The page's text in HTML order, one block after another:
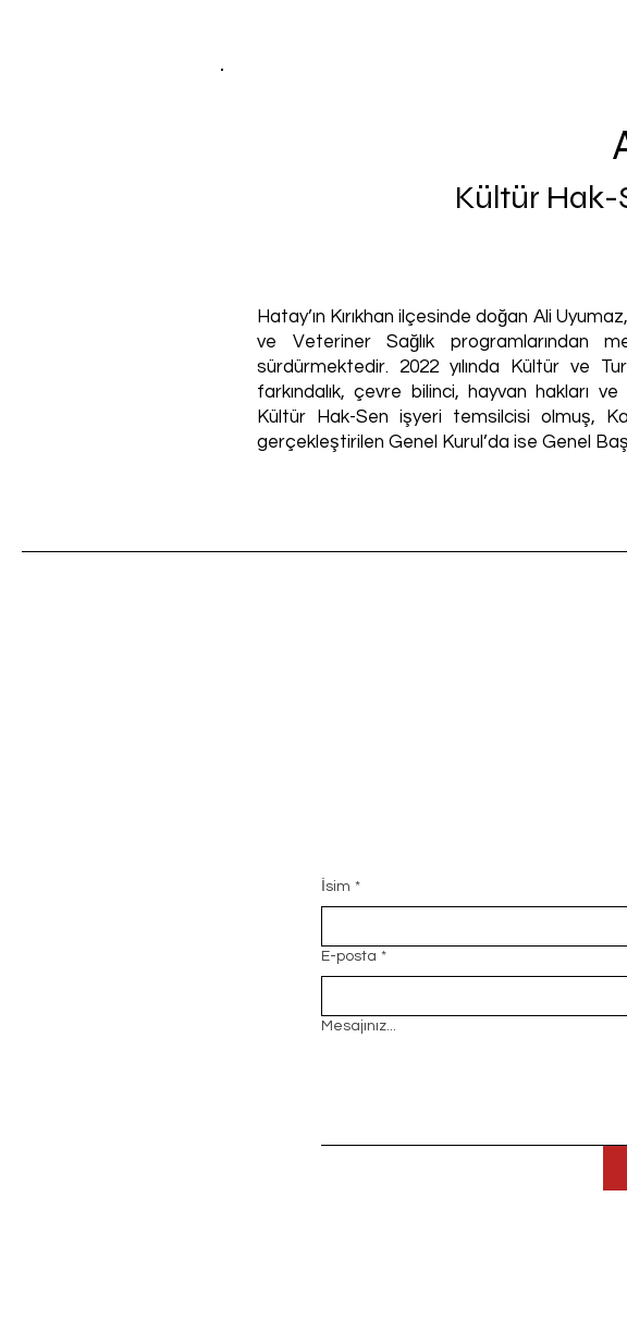
Kültür Hak-
Hatay’ın Kırıkhan ilçesinde doğan Ali
ve Veteriner Sağlık programlarından
sürdürmektedir. 2022 yılında Kültür ve
farkındalık, çevre bilinci, hayvan hakları
Kültür Hak-Sen işyeri temsilcisi olmuş,
gerçekleştirilen Genel Kurul’da ise Genel
İsim *
E-posta *
Mesajınız...